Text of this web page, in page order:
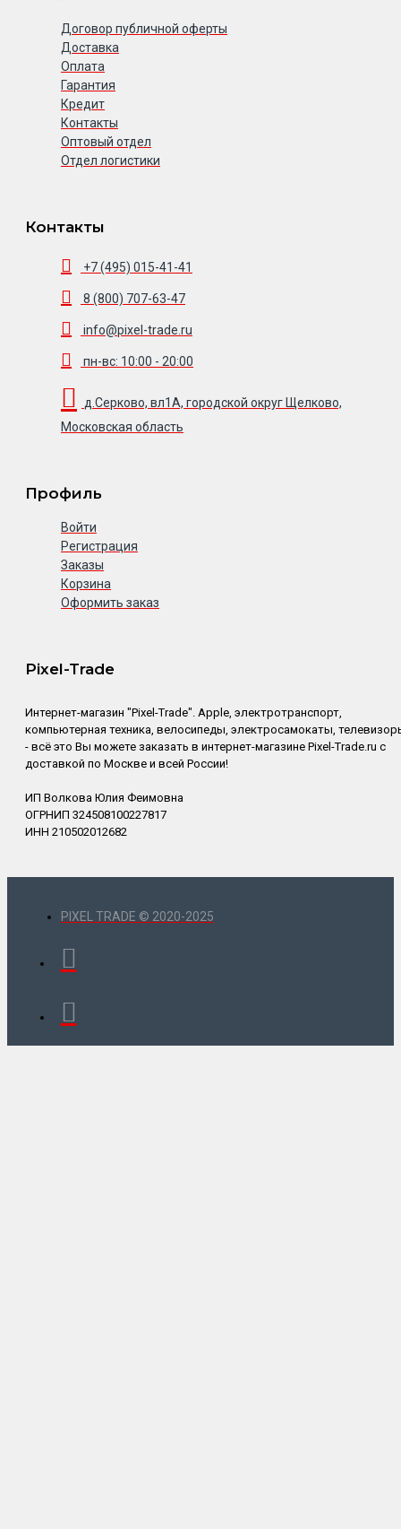
Договор публичной оферты
Доставка
Оплата
Гарантия
Кредит
Контакты
Оптовый отдел
Отдел логистики
Контакты
+7 (495) 015-41-41
8 (800) 707-63-47
info@pixel-trade.ru
пн-вс: 10:00 - 20:00
д.Серково, вл1А, городской округ Щелково,
Московская область
Профиль
Войти
Регистрация
Заказы
Корзина
Оформить заказ
Pixel-Trade
Интернет-магазин "Pixel-Trade". Apple, электротранспорт,
компьютерная техника, велосипеды, электросамокаты,
- всё это Вы можете заказать в интернет-магазине Pixel-Trade.ru с
доставкой по Москве и всей России!
ИП Волкова Юлия Феимовна
ОГРНИП 324508100227817
ИНН 210502012682
PIXEL TRADE © 2020-2025